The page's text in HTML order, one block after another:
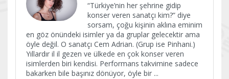
“Türkiye’nin her şehrine gidip
konser veren sanatçı kim?” diye
sorsam, çoğu kişinin aklına eminim
en göz önündeki isimler ya da gruplar gelecektir ama
öyle değil. O sanatçı Cem Adrian. (Grup ise Pinhani.)
Yıllardır il il gezen ve ülkede en çok konser veren
isimlerden biri kendisi. Performans takvimine sadece
bakarken bile başınız dönüyor, öyle bir ...